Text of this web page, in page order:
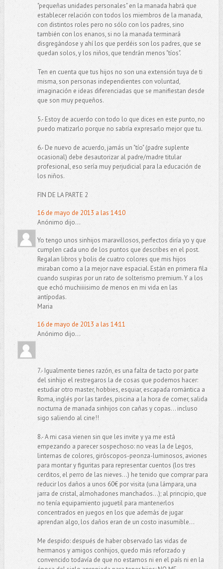
"pequeñas unidades personales" en la manada habrá que
establecer relación con todos los miembros de la manada,
con distintos roles pero no sólo con los padres, sino
también con los enanos, si no la manada terminará
disgregándose y ahí los que perdéis son los padres, que se
quedan solos, y los niños, que tendrán menos "tíos".
Ten en cuenta que tus hijos no son una extensión tuya de ti
misma, son personas independientes con voluntad,
imaginación e ideas diferenciadas que se manifiestan desde
que son muy pequeños.
5.- Estoy de acuerdo con todo lo que dices en este punto, no
puedo matizarlo porque no sabría expresarlo mejor que tu.
6.- De nuevo de acuerdo, jamás un "tío" (padre suplente
ocasional) debe desautorizar al padre/madre titular
profesional, eso sería muy perjudicial para la educación de
los niños.
FIN DE LA PARTE 2
16 de mayo de 2013 a las 14:10
Anónimo dijo...
Yo tengo unos sinhijos maravillosos, perfectos diría yo y que
cumplen cada uno de los puntos que describes en el post.
Regalan libros y bolis de cuatro colores que mis hijos
miraban como a la mejor nave espacial. Están en primera fila
cuando suspiras por un rato de solterismo premium. Y a los
que echó muchiiiisimo de menos en mi vida en las
antípodas.
Maria
16 de mayo de 2013 a las 14:11
Anónimo dijo...
7.- Igualmente tienes razón, es una falta de tacto por parte
del sinhijo el restregaros la de cosas que podemos hacer:
estudiar otro master, hobbies, esquiar, escapada romántica a
Roma, inglés por las tardes, piscina a la hora de comer, salida
nocturna de manada sinhijos con cañas y copas... incluso
sigo saliendo al cine!!
8.- A mi casa vienen sin que les invite y ya me está
empezando a parecer sospechoso: no veas la de Legos,
linternas de colores, giróscopos-peonza-luminosos, aviones
para montar y figuritas para representar cuentos (los tres
cerditos, el perro de las nieves...) he tenido que comprar para
reducir los daños a unos 60€ por visita (una lámpara, una
jarra de cristal, almohadones manchados...); al principio, que
no tenía equipamiento juguetil para mantenerlos
concentrados en juegos en los que además de jugar
aprendan algo, los daños eran de un costo inasumible...
Me despido: después de haber observado las vidas de
hermanos y amigos conhijos, quedo más reforzado y
convencido todavía de que no estamos ni en el país ni en la